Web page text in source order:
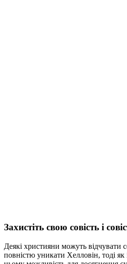
Захистіть свою совість і
Деякі християни можуть відчувати
повністю уникати Хелловін, тоді